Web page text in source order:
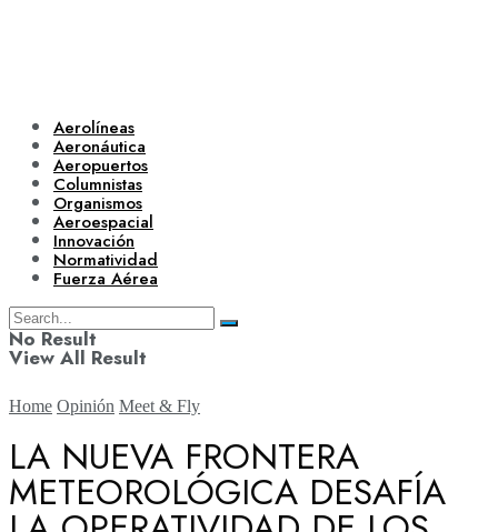
Aerolíneas
Aeronáutica
Aeropuertos
Columnistas
Organismos
Aeroespacial
Innovación
Normatividad
Fuerza Aérea
No Result
View All Result
Aerolíneas
Home Opinión Meet & Fly
LA NUEVA FRONTERA
METEOROLÓGICA DESAFÍA